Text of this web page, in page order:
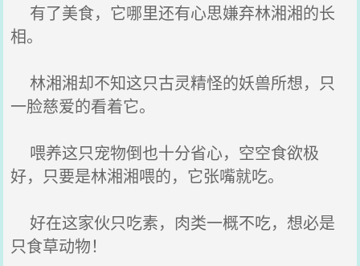
有了美食，它哪里还有心思嫌弃林湘湘的长
相。
林湘湘却不知这只古灵精怪的妖兽所想，只
一脸慈爱的看着它。
喂养这只宠物倒也十分省心，空空食欲极
好，只要是林湘湘喂的，它张嘴就吃。
好在这家伙只吃素，肉类一概不吃，想必是
只食草动物！